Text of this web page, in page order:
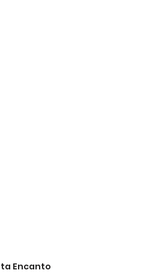
Encanto